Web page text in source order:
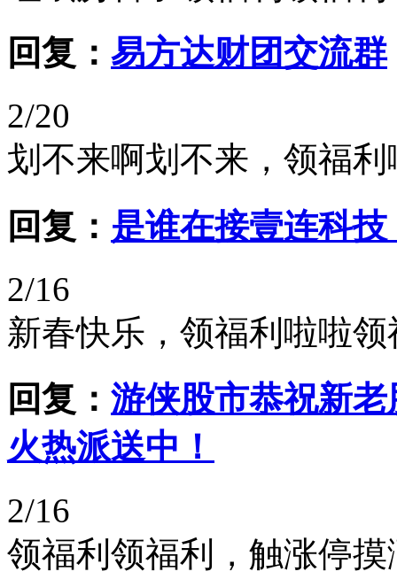
回复： 易方达财团交流群
2/20
划不来啊划不来，领福
回复： 是谁在接壹连科
2/16
新春快乐，领福利啦啦领
回复： 游侠股市恭祝新
火热派送中！
2/16
领福利领福利，触涨停摸